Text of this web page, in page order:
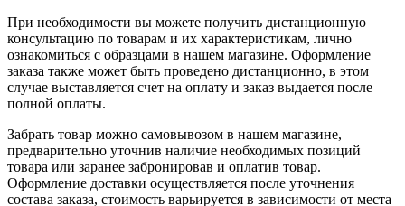
При необходимости вы можете получить дистанционную
консультацию по товарам и их характеристикам, лично
ознакомиться с образцами в нашем магазине. Оформление
заказа также может быть проведено дистанционно, в этом
случае выставляется счет на оплату и заказ выдается после
полной оплаты.
Забрать товар можно самовывозом в нашем магазине,
предварительно уточнив наличие необходимых позиций
товара или заранее забронировав и оплатив товар.
Оформление доставки осуществляется после уточнения
состава заказа, стоимость варьируется в зависимости от места